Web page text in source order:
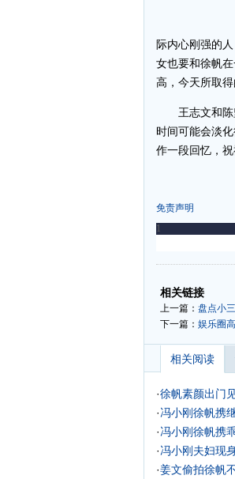
际内心刚强的
女也要和徐帆
高，今天所取
王志文和陈坚
时间可能会淡
作一段回忆，
免责声明
-
相关链接
上一篇： 盘点小
下一篇： 娱乐圈
相关阅读
·徐帆素颜出门
·冯小刚徐帆携
·冯小刚徐帆携
·冯小刚夫妇现
·姜文偷拍徐帆